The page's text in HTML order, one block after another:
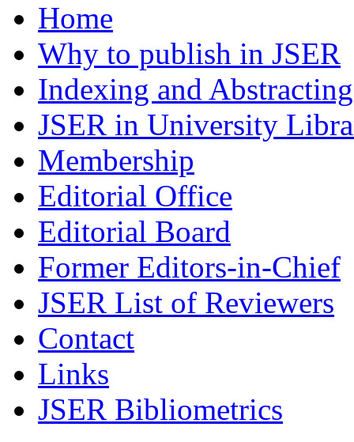
Home
Why to publish in JSER
Indexing and Abstracting
JSER in University
Membership
Editorial Office
Editorial Board
Former Editors-in-Chief
JSER List of Reviewers
Contact
Links
JSER Bibliometrics